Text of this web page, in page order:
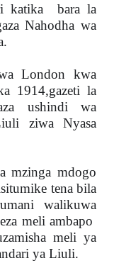
katika bara la
Nahodha wa
London kwa
1914,gazeti la
ushindi wa
ziwa Nyasa
mzinga mdogo
tena bila
walikuwa
meli ambapo
meli ya
ya Liuli.